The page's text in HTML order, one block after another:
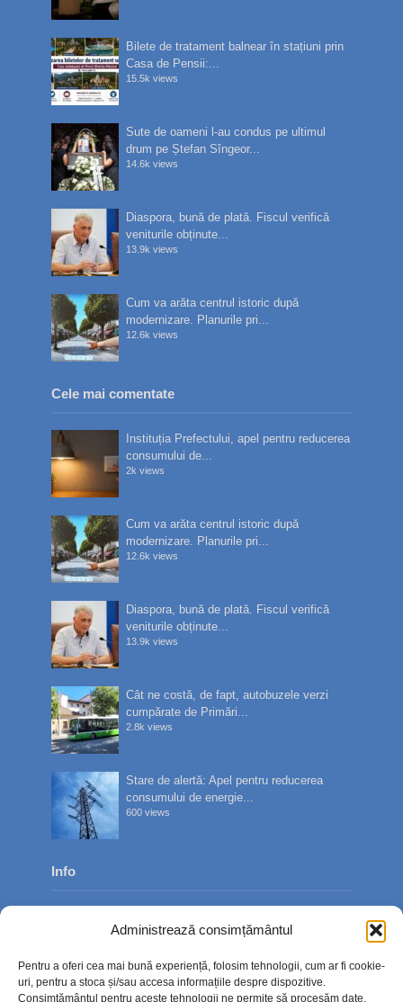
Administrează consimțământul
Pentru a oferi cea mai bună experiență, folosim tehnologii, cum ar fi cookie-
uri, pentru a stoca și/sau accesa informațiile despre dispozitive.
Consimțământul pentru aceste tehnologii ne permite să procesăm date,
Bilete de tratament balnear în stațiuni prin
Casa de Pensii:...
15.5k views
Sute de oameni l-au condus pe ultimul
drum pe Ștefan Sîngeor...
14.6k views
Diaspora, bună de plată. Fiscul verifică
veniturile obținute...
13.9k views
Cum va arăta centrul istoric după
modernizare. Planurile pri...
12.6k views
Cele mai comentate
Instituția Prefectului, apel pentru reducerea
consumului de...
2k views
Cum va arăta centrul istoric după
modernizare. Planurile pri...
12.6k views
Diaspora, bună de plată. Fiscul verifică
veniturile obținute...
13.9k views
Cât ne costă, de fapt, autobuzele verzi
cumpărate de Primări...
2.8k views
Stare de alertă: Apel pentru reducerea
consumului de energie...
600 views
Info
Contact